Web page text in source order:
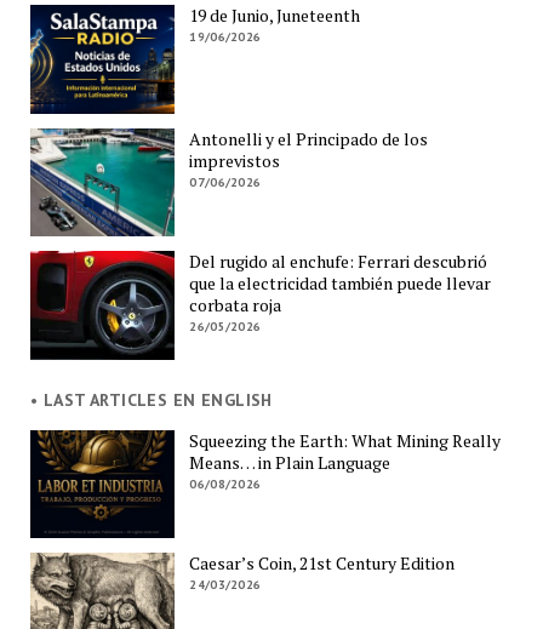
19 de Junio, Juneteenth
19/06/2026
Antonelli y el Principado de los
imprevistos
07/06/2026
Del rugido al enchufe: Ferrari descubrió
que la electricidad también puede llevar
corbata roja
26/05/2026
• LAST ARTICLES EN ENGLISH
Squeezing the Earth: What Mining Really
Means… in Plain Language
06/08/2026
Caesar’s Coin, 21st Century Edition
24/03/2026